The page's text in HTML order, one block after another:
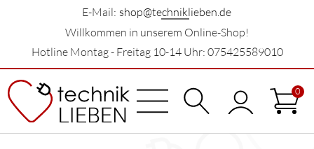
E-Mail: shop@techniklieben.de
Willkommen in unserem Online-Shop!
Hotline Montag - Freitag 10-14 Uhr: 075425589010
0